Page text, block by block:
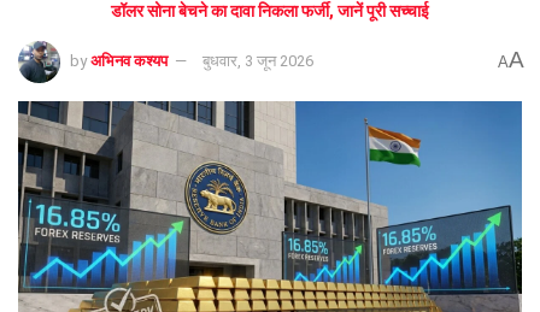
डॉलर सोना बेचने का दावा निकला फर्जी, जानें पूरी सच्चाई
by अभिनव कश्यप बुधवार, 3 जून 2026 AA